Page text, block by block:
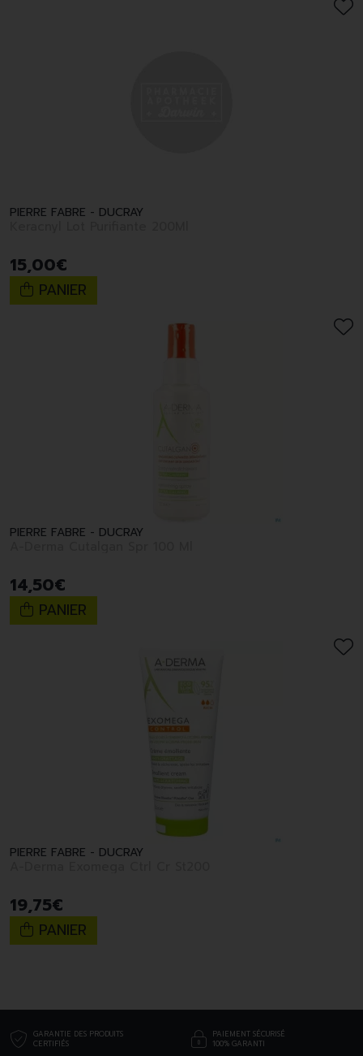
PIERRE FABRE - DUCRAY
15,00€
PANIER
PIERRE FABRE - DUCRAY
14,50€
PANIER
PIERRE FABRE - DUCRAY
19,75€
PANIER
GARANTIE DES PRODUITS
CERTIFIÉS
PAIEMENT SÉCURISÉ
100% GARANTI